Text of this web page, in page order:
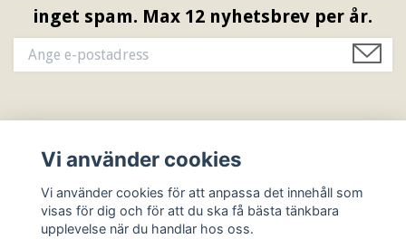
inget spam. Max 12 nyhetsbrev per år.
Sociala medier
Vi använder cookies
Vi använder cookies för att anpassa det innehåll som
visas för dig och för att du ska få bästa tänkbara
upplevelse när du handlar hos oss.